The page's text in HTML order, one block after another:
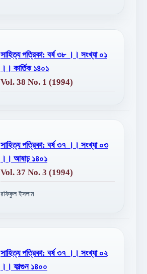
সাহিত্য পত্রিকা: বর্ষ ৩৮ ।। সংখ্যা ০১
।। কার্তিক ১৪০১
Vol. 38 No. 1 (1994)
সাহিত্য পত্রিকা: বর্ষ ৩৭ ।। সংখ্যা ০৩
।। আষাঢ় ১৪০১
Vol. 37 No. 3 (1994)
রফিকুল ইসলাম
সাহিত্য পত্রিকা: বর্ষ ৩৭ ।। সংখ্যা ০২
।। ফাল্গুন ১৪০০